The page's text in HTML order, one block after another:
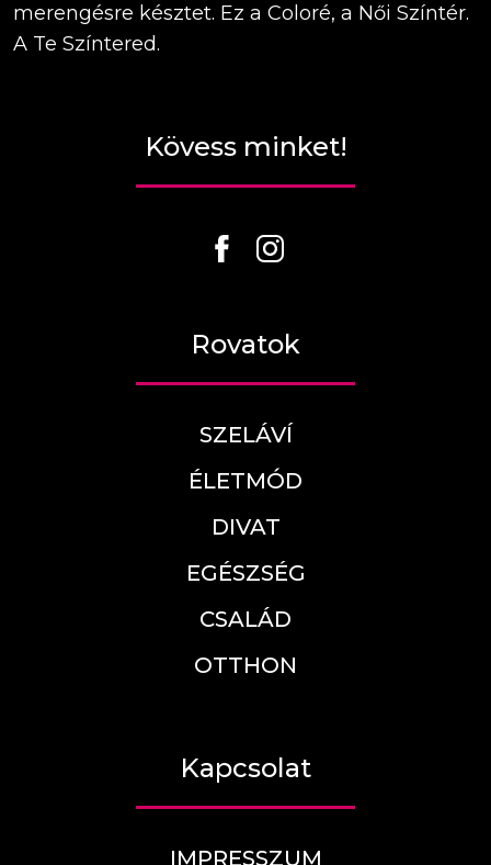
merengésre késztet. Ez a Coloré, a Női Színtér.
A Te Színtered.
Kövess minket!
Rovatok
SZELÁVÍ
ÉLETMÓD
DIVAT
EGÉSZSÉG
CSALÁD
OTTHON
Kapcsolat
IMPRESSZUM